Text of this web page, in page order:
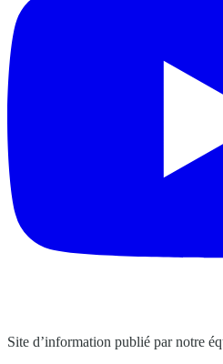
Site d’information publié par notre